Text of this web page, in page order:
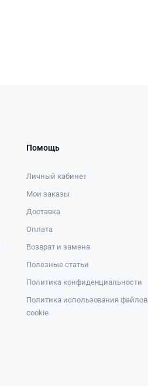
Помощь
Личный кабинет
Мои заказы
Доставка
Оплата
Возврат и замена
Полезные статьи
Политика конфиденциальности
Политика использования файлов
cookie